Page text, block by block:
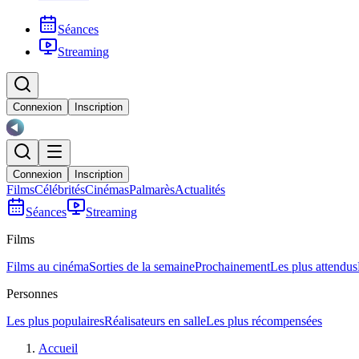
Séances
Streaming
Connexion Inscription
Connexion Inscription
FilmsCélébritésCinémasPalmarèsActualités
Séances
Streaming
Films
Films au cinémaSorties de la semaineProchainementLes plus attendus
Personnes
Les plus populairesRéalisateurs en salleLes plus récompensées
Accueil